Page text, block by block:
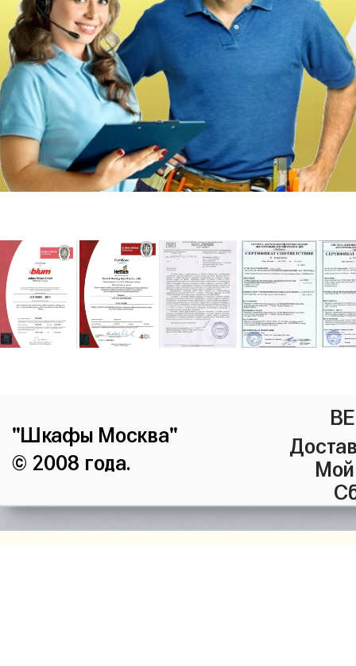
"Шкафы Москва"
© 2008 года.